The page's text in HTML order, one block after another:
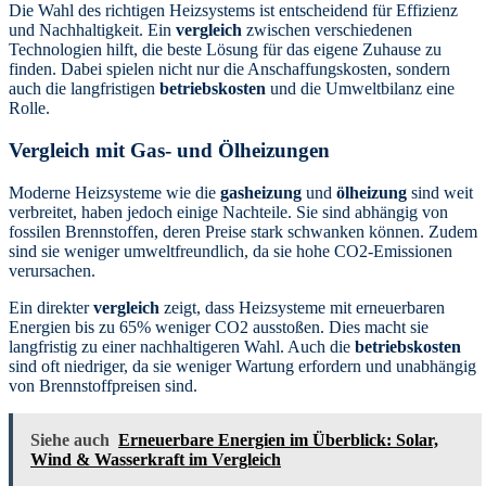
Die Wahl des richtigen Heizsystems ist entscheidend für Effizienz
und Nachhaltigkeit. Ein vergleich zwischen verschiedenen
Technologien hilft, die beste Lösung für das eigene Zuhause zu
finden. Dabei spielen nicht nur die Anschaffungskosten, sondern
auch die langfristigen betriebskosten und die Umweltbilanz eine
Rolle.
Vergleich mit Gas- und Ölheizungen
Moderne Heizsysteme wie die gasheizung und ölheizung sind weit
verbreitet, haben jedoch einige Nachteile. Sie sind abhängig von
fossilen Brennstoffen, deren Preise stark schwanken können. Zudem
sind sie weniger umweltfreundlich, da sie hohe CO2-Emissionen
verursachen.
Ein direktervergleich zeigt, dass Heizsysteme mit erneuerbaren
Energien bis zu 65% weniger CO2 ausstoßen. Dies macht sie
langfristig zu einer nachhaltigeren Wahl. Auch die betriebskosten
sind oft niedriger, da sie weniger Wartung erfordern und unabhängig
von Brennstoffpreisen sind.
Siehe auch Erneuerbare Energien im Überblick: Solar,
Wind & Wasserkraft im Vergleich